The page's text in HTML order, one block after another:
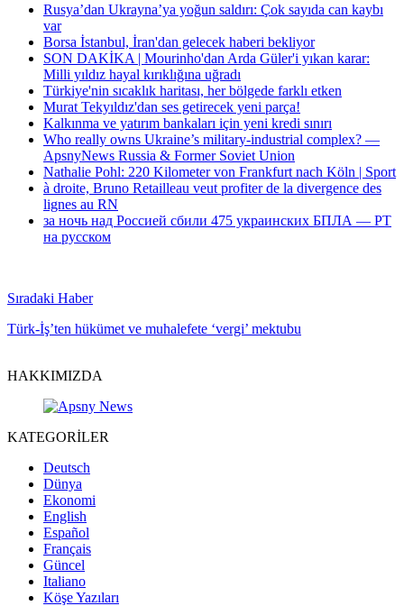
Rusya’dan Ukrayna’ya yoğun saldırı: Çok sayıda can kaybı
var
Borsa İstanbul, İran'dan gelecek haberi bekliyor
SON DAKİKA | Mourinho'dan Arda Güler'i yıkan karar:
Milli yıldız hayal kırıklığına uğradı
Türkiye'nin sıcaklık haritası, her bölgede farklı etken
Murat Tekyıldız'dan ses getirecek yeni parça!
Kalkınma ve yatırım bankaları için yeni kredi sınırı
Who really owns Ukraine’s military-industrial complex? —
ApsnyNews Russia & Former Soviet Union
Nathalie Pohl: 220 Kilometer von Frankfurt nach Köln | Sport
à droite, Bruno Retailleau veut profiter de la divergence des
lignes au RN
за ночь над Россией сбили 475 украинских БПЛА — РТ
на русском
Sıradaki Haber
Türk-İş’ten hükümet ve muhalefete ‘vergi’ mektubu
HAKKIMIZDA
KATEGORİLER
Deutsch
Dünya
Ekonomi
English
Español
Français
Güncel
Italiano
Köşe Yazıları